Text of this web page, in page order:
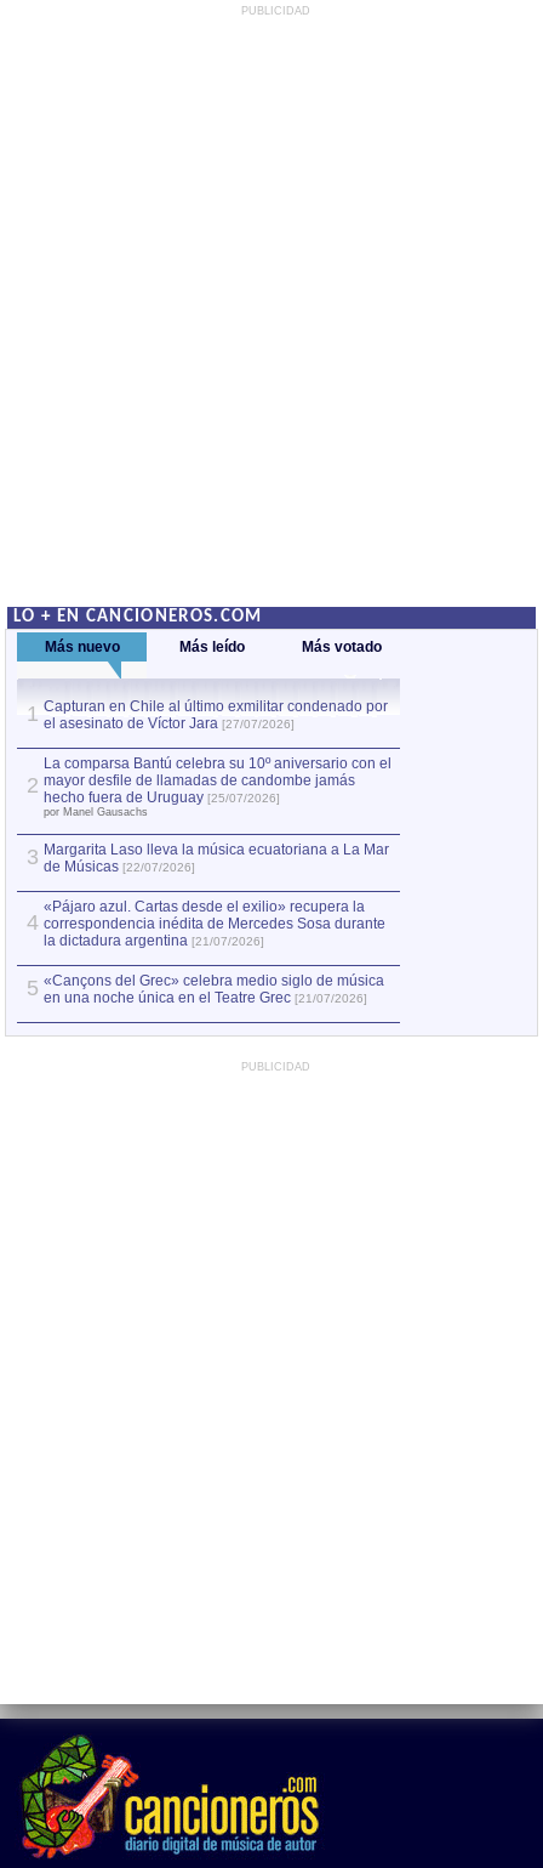
PUBLICIDAD
LO + EN CANCIONEROS.COM
Más nuevo Más leído Más votado
1 Capturan en Chile al último exmilitar condenado por
el asesinato de Víctor Jara [27/07/2026]
2
La comparsa Bantú celebra su 10º aniversario con el
mayor desfile de llamadas de candombe jamás
hecho fuera de Uruguay [25/07/2026]
por Manel Gausachs
3 Margarita Laso lleva la música ecuatoriana a La Mar
de Músicas [22/07/2026]
4
«Pájaro azul. Cartas desde el exilio» recupera la
correspondencia inédita de Mercedes Sosa durante
la dictadura argentina [21/07/2026]
5 «Cançons del Grec» celebra medio siglo de música
en una noche única en el Teatre Grec [21/07/2026]
PUBLICIDAD